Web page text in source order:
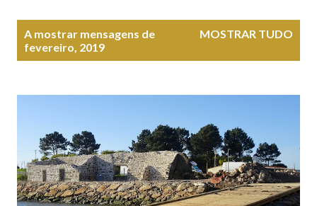
A mostrar mensagens de
fevereiro, 2019
MOSTRAR TUDO